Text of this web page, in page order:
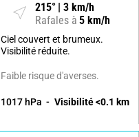
215° 3 km/h
Rafales à 5 km/h
Ciel couvert et brumeux.
Visibilité réduite.
Faible risque d'averses.
1017 hPa Visibilité <0.1 km